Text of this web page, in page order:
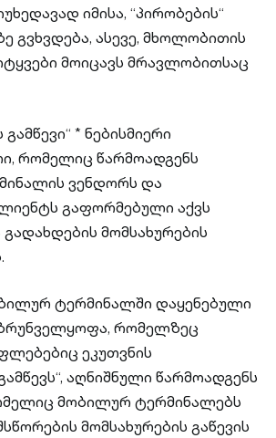
იმისა, “პირობების“
ასევე, მხოლობითის
მოიცავს მრავლობითსაც
* ნებისმიერი
რომელიც წარმოადგენს
ვენდორს და
გაფორმებული აქვს
მომსახურების
ტერმინალში დაყენებული
რომელზეც
ეკუთვნის
აღნიშნული წარმოადგენს
მობილურ ტერმინალებს
მომსახურების გაწევის